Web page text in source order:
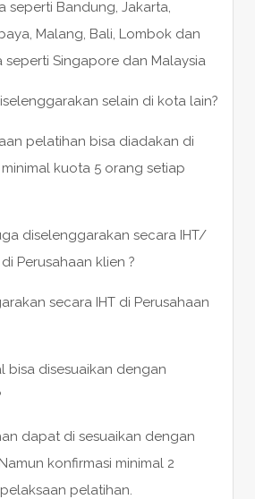
seperti Bandung, Jakarta,
Malang, Bali, Lombok dan
Singapore dan Malaysia
selain di kota lain?
pelatihan bisa diadakan di
kuota 5 orang setiap
diselenggarakan secara IHT/
Perusahaan klien ?
secara IHT di Perusahaan
bisa disesuaikan dengan
dapat di sesuaikan dengan
konfirmasi minimal 2
pelatihan.